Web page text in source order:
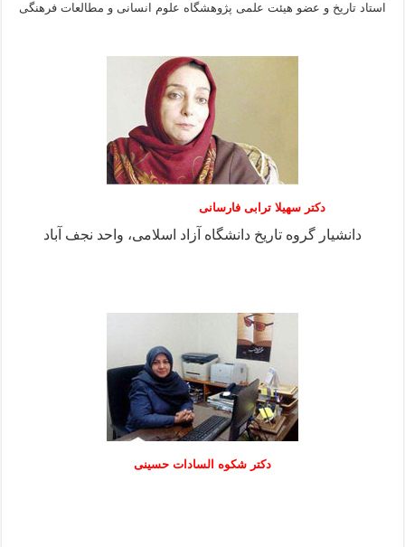
استاد تاریخ و عضو هیئت علمی پژوهشگاه علوم انسانی و مطالعات فرهنگى
دکتر سهیلا ترابی فارسانی
دانشیار گروه تاریخ دانشگاه آزاد اسلامی، واحد نجف آباد
دكتر شكوه السادات حسينی